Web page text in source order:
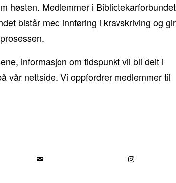
høsten. Medlemmer i Bibliotekarforbundet
bistår med innføring i kravskriving og gir
informasjon om tidspunkt vil bli delt i
vår nettside. Vi oppfordrer medlemmer til